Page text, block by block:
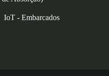
IoT - Embarcados